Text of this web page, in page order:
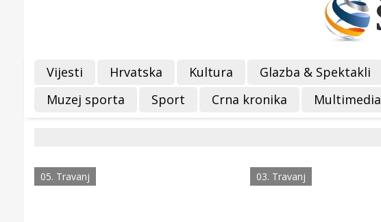
Vijesti Hrvatska Kultura Glazba & Spektakli
Muzej sporta
Sport Crna kronika Multimedia
05. Travanj 03. Travanj